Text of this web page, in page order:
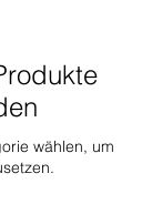
wählen, um